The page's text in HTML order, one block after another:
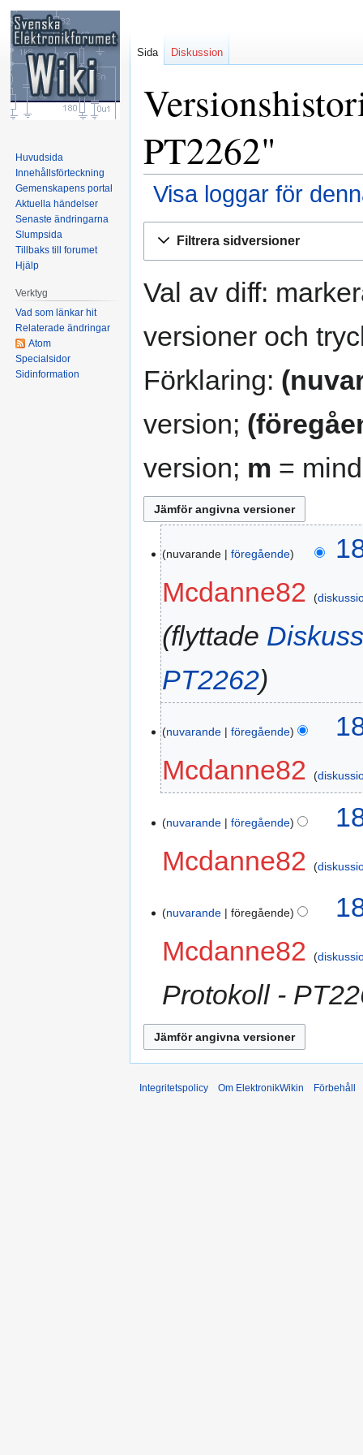
PT2262"
Visa loggar för
Filtrera sidversioner
Val av diff:
versioner och
Förklaring:
version;
version; m =
nuvarande föregående
Mcdanne82
flyttade
PT2262
nuvarande föregående
Mcdanne82
nuvarande föregående
Mcdanne82
nuvarande föregående
Mcdanne82
Protokoll -
Sida Diskussion
Huvudsida
Innehållsförteckning
Gemenskapens portal
Aktuella händelser
Senaste ändringarna
Slumpsida
Tillbaks till forumet
Hjälp
Verktyg
Vad som länkar hit
Relaterade ändringar
Atom
Specialsidor
Sidinformation
Integritetspolicy Om ElektronikWikin Förbehåll